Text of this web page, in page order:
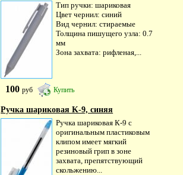
Тип ручки: шариковая
Цвет чернил: синий
Вид чернил: стираемые
Толщина пишущего узла: 0.7
мм
Зона захвата: рифленая,...
100руб Купить
Ручка шариковая K-9, синяя
Ручка шариковая К-9 с
оригинальным пластиковым
клипом имеет мягкий
резиновый грип в зоне
захвата, препятствующий
скольжению...